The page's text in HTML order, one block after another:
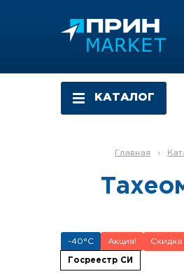
КАТАЛОГ
Главная ›
-40°C Акция! Скидка
Госреестр СИ